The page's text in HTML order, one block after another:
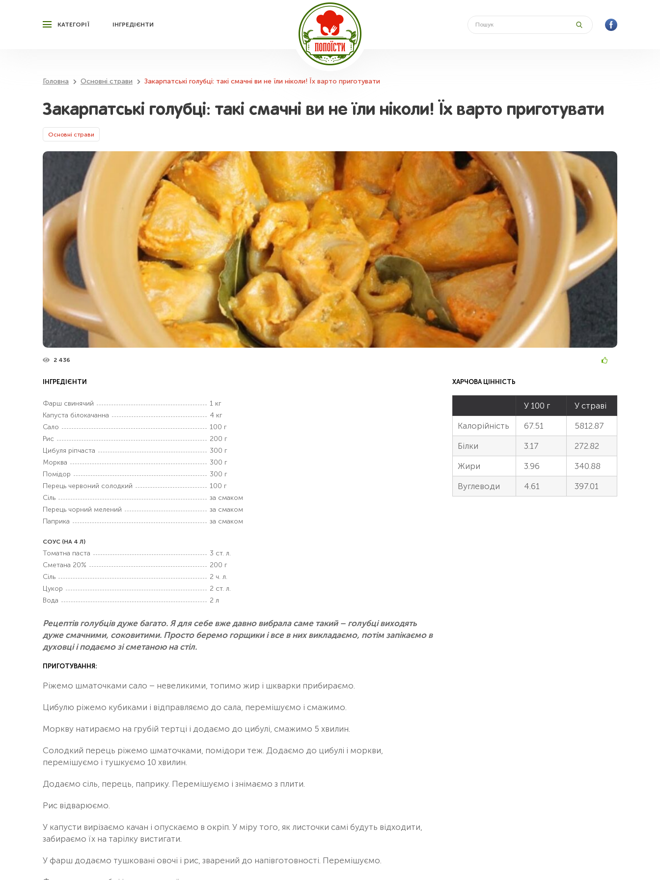
КАТЕГОРІЇ ІНГРЕДІЄНТИ
Головна Основні страви Закарпатські голубці: такі смачні ви не їли ніколи! Їх варто приготувати
Закарпатські голубці: такі смачні ви не їли ніколи! Їх варто приготувати
Основні страви
2 436
ІНГРЕДІЄНТИ
Фарш свинячий
1 кг
Капуста білокачанна
4 кг
Сало
100 г
Рис
200 г
Цибуля ріпчаста
300 г
Морква
300 г
Помідор
300 г
Перець червоний солодкий
100 г
Сіль
за смаком
Перець чорний мелений
за смаком
Паприка
за смаком
СОУС (НА 4 Л)
Томатна паста
3 ст. л.
Сметана 20%
200 г
Сіль
2 ч. л.
Цукор
2 ст. л.
Вода
2 л
Рецептів голубців дуже багато. Я для себе вже давно вибрала саме такий – голубці виходять
дуже смачними, соковитими. Просто беремо горщики і все в них викладаємо, потім запікаємо в
духовці і подаємо зі сметаною на стіл.
ПРИГОТУВАННЯ:
Ріжемо шматочками сало – невеликими, топимо жир і шкварки прибираємо.
Цибулю ріжемо кубиками і відправляємо до сала, перемішуємо і смажимо.
Моркву натираємо на грубій тертці і додаємо до цибулі, смажимо 5 хвилин.
Солодкий перець ріжемо шматочками, помідори теж. Додаємо до цибулі і моркви,
перемішуємо і тушкуємо 10 хвилин.
Додаємо сіль, перець, паприку. Перемішуємо і знімаємо з плити.
Рис відварюємо.
У капусти вирізаємо качан і опускаємо в окріп. У міру того, як листочки самі будуть відходити,
забираємо їх на тарілку вистигати.
У фарш додаємо тушковані овочі і рис, зварений до напівготовності. Перемішуємо.
ХАРЧОВА ЦІННІСТЬ
У 100 г У страві
Калорійність 67.51 5812.87
Білки 3.17 272.82
Жири 3.96 340.88
Вуглеводи 4.61 397.01